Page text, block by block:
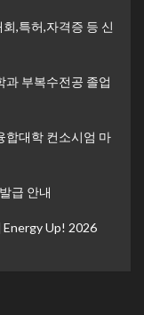
,특허,자격증 등 신
과 부복수전공 졸업
합대학 컨소시엄 마
급 안내
Up! 2026